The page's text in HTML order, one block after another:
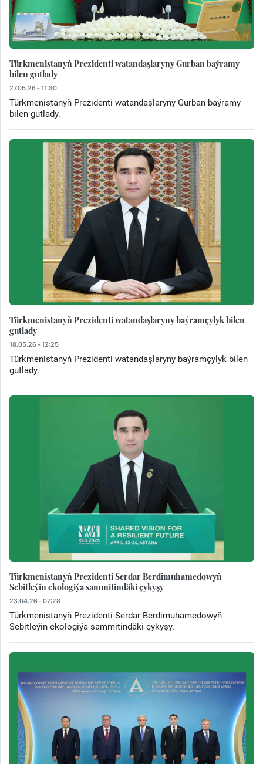
Türkmenistanyň Prezidenti watandaşlaryny Gurban baýramy
bilen gutlady
27.05.26 - 11:30
Türkmenistanyň Prezidenti watandaşlaryny Gurban baýramy
bilen gutlady.
Türkmenistanyň Prezidenti watandaşlaryny baýramçylyk bilen
gutlady
18.05.26 - 12:25
Türkmenistanyň Prezidenti watandaşlaryny baýramçylyk bilen
gutlady.
Türkmenistanyň Prezidenti Serdar Berdimuhamedowyň
Sebitleýin ekologiýa sammitindäki çykyşy
23.04.26 - 07:28
Türkmenistanyň Prezidenti Serdar Berdimuhamedowyň
Sebitleýin ekologiýa sammitindäki çykyşy.